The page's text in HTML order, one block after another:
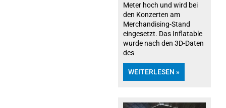
Meter hoch und wird bei
den Konzerten am
Merchandising-Stand
eingesetzt. Das Inflatable
wurde nach den 3D-Daten
des
WEITERLESEN »